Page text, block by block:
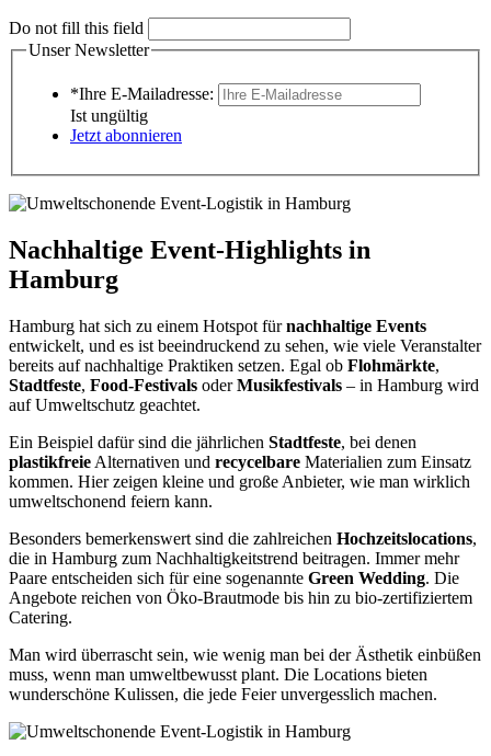
Do not fill this field
Unser Newsletter
*Ihre E-Mailadresse:
Ist ungültig
Jetzt abonnieren
Nachhaltige Event-Highlights in
Hamburg
Hamburg hat sich zu einem Hotspot fürnachhaltige Events
entwickelt, und es ist beeindruckend zu sehen, wie viele Veranstalter
bereits auf nachhaltige Praktiken setzen. Egal ob Flohmärkte,
Stadtfeste, Food-Festivals oderMusikfestivals – in Hamburg wird
auf Umweltschutz geachtet.
Ein Beispiel dafür sind die jährlichen Stadtfeste, bei denen
plastikfreie Alternativen und recycelbare Materialien zum Einsatz
kommen. Hier zeigen kleine und große Anbieter, wie man wirklich
umweltschonend feiern kann.
Besonders bemerkenswert sind die zahlreichen Hochzeitslocations,
die in Hamburg zum Nachhaltigkeitstrend beitragen. Immer mehr
Paare entscheiden sich für eine sogenannte Green Wedding. Die
Angebote reichen von Öko-Brautmode bis hin zu bio-zertifiziertem
Catering.
Man wird überrascht sein, wie wenig man bei der Ästhetik einbüßen
muss, wenn man umweltbewusst plant. Die Locations bieten
wunderschöne Kulissen, die jede Feier unvergesslich machen.